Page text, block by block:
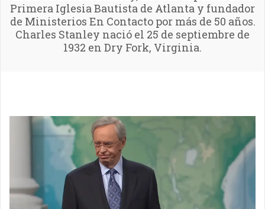
Primera Iglesia Bautista de Atlanta y fundador
de Ministerios En Contacto por más de 50 años.
Charles Stanley nació el 25 de septiembre de
1932 en Dry Fork, Virginia.